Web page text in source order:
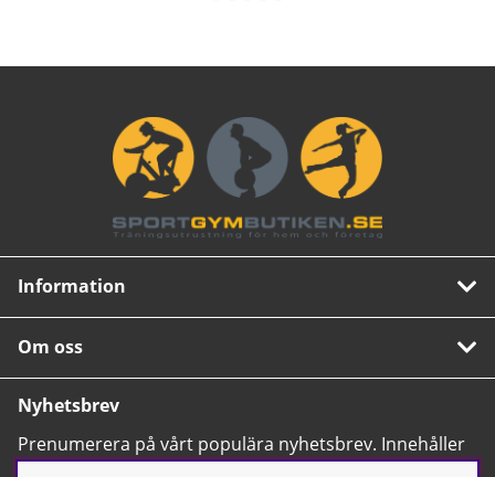
Information
Om oss
Nyhetsbrev
Prenumerera på vårt populära nyhetsbrev. Innehåller
tips, nyheter och våra allra bästa erbjudanden.